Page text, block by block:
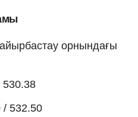
орнындағы
530.38
/ 532.50